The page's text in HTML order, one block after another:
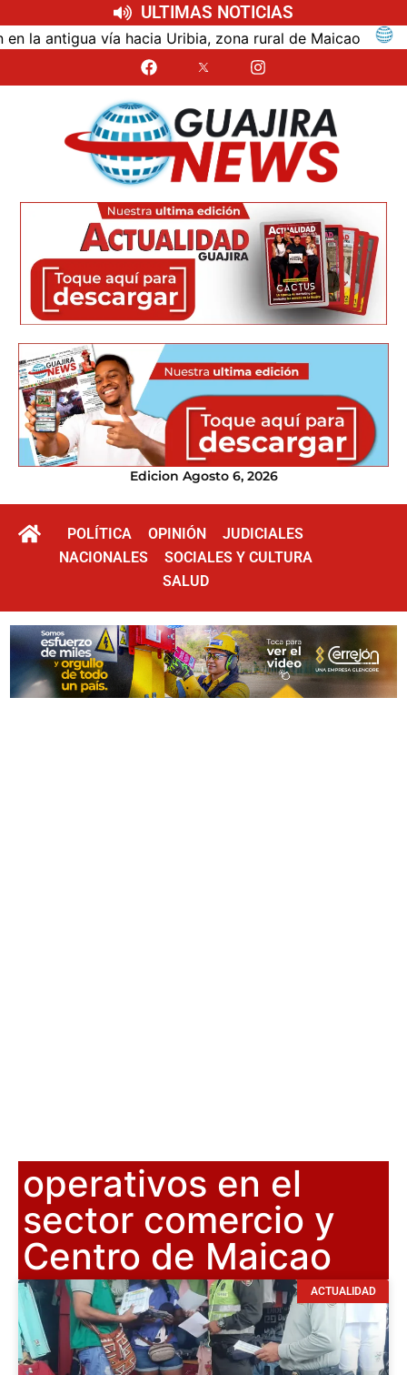
ULTIMAS NOTICIAS
vía hacia Uribia, zona rural de Maicao
Edicion Agosto 6, 2026
POLÍTICA OPINIÓN
JUDICIALES
NACIONALES
SOCIALES Y CULTURA
SALUD
operativos en el
sector comercio y
Centro de Maicao
ACTUALIDAD